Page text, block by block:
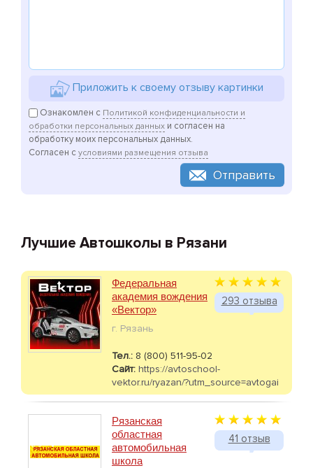
Приложить к своему отзыву картинки
Ознакомлен с Политикой конфиденциальности и
обработки персональных данных и согласен на
обработку моих персональных данных.
Согласен с условиями размещения отзыва
Отправить
Лучшие Автошколы в Рязани
293 отзыва
Федеральная
академия вождения
«Вектор»
г. Рязань
Тел.: 8 (800) 511-95-02
Сайт: https://avtoschool-
vektor.ru/ryazan/?utm_source=avtogai
41 отзыв
Рязанская
областная
автомобильная
школа